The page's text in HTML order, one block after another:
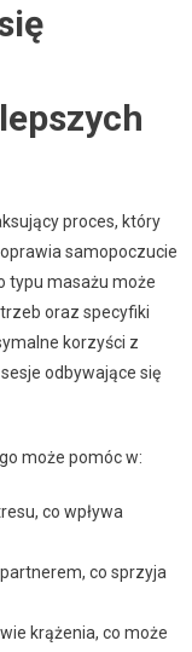
proces, który
samopoczucie
typu masażu może
oraz specyfiki
korzyści z
odbywające się
może pomóc w:
co wpływa
co sprzyja
krążenia, co może